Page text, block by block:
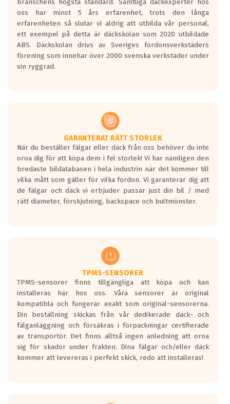
Inga D eller G betyg delas ut för
personbilar och lätta lastbilar.
Betyget sätts efter ett test där däcken
skall bromsa in på en väg där det ligger
0.5-1.5 mm vatten.
I 80km/h kommer skillnaden på
Vid körning i över 50km/h brukar
rullmotståndets ljud överträffa
motorljudet.
På däckmärkningen kommer det finnas
en symbol av ett däck med vågar. Hög
bullernivå markeras med svarta vågor
medans de vita vågorna påvisar om det är
ett tyst däck.
regelverket som introduceras år 2016.
Ett däck med två svarta vågor är redan
godkända för år 2016 nya regelverk.
Ett däck med en svart våg kommer vara
minst tre decibel tystare än det
regelverk som börjar gälla 2016.
branschens högsta standard. Samtliga däckexperter hos
oss har minst 5 års erfarenhet, trots den långa
erfarenheten så slutar vi aldrig att utbilda vår personal,
ett exempel på detta är däckskolan som 2020 utbildade
ABS. Däckskolan drivs av Sveriges fordonsverkstäders
förening som innehar över 2000 svenska verkstäder under
sin ryggrad.
GARANTERAT RÄTT STORLEK
När du beställer fälgar eller däck från oss behöver du inte
oroa dig för att köpa dem i fel storlek! Vi har nämligen den
bredaste bildatabasen i hela industrin när det kommer till
vilka mått som gäller för vilka fordon. Vi garanterar dig att
de fälgar och däck vi erbjuder passar just din bil / med
rätt diameter, förskjutning, backspace och bultmönster.
TPMS-SENSORER
TPMS-sensorer finns tillgängliga att köpa och kan
installeras här hos oss. Våra sensorer är original
kompatibla och fungerar exakt som original-sensorerna.
Din beställning skickas från vår dedikerade däck- och
fälganläggning och försäkras i förpackningar certifierade
av transportör. Det finns alltså ingen anledning att oroa
sig för skador under frakten. Dina fälgar och/eller däck
kommer att levereras i perfekt skick, redo att installeras!